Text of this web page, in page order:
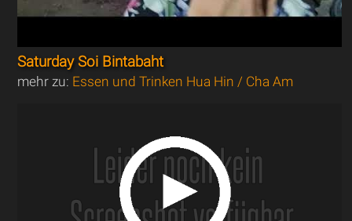
Saturday Soi Bintabaht
mehr zu: Essen und Trinken Hua Hin / Cha Am